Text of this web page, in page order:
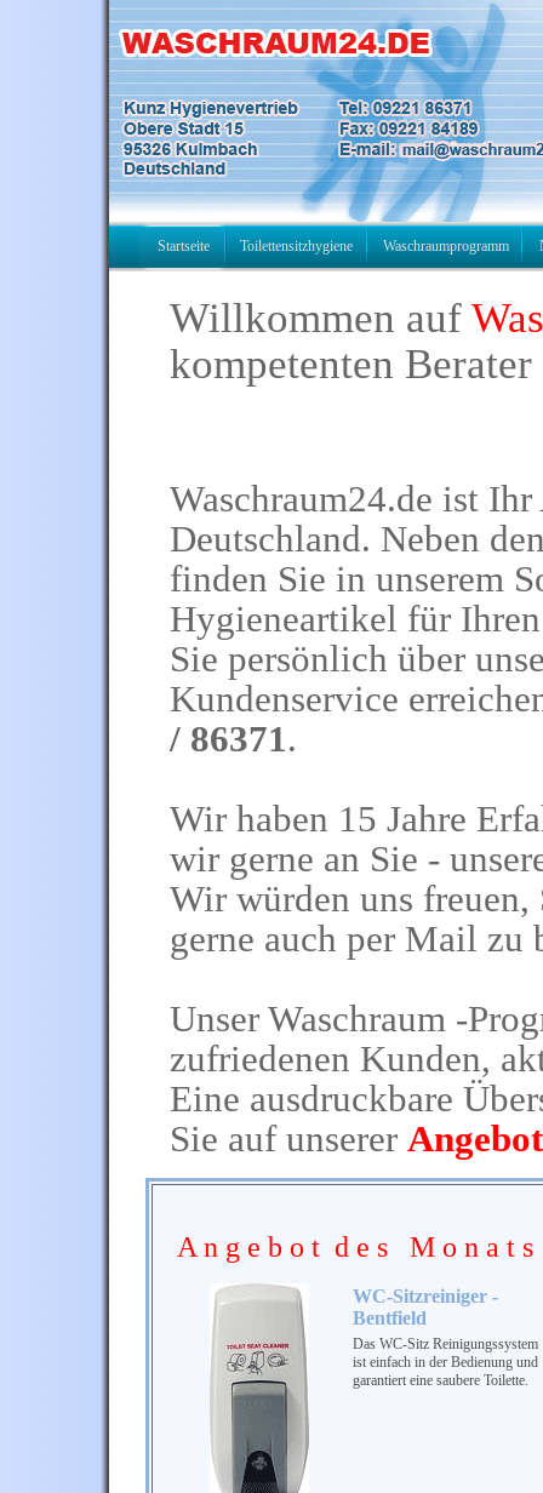
Startseite Toilettensitzhygiene Waschraumprogramm
Willkommen auf
kompetenten
Waschraum24.de ist
Deutschland. Neben
finden Sie in unserem
Hygieneartikel für
Sie persönlich über
Kundenservice
/ 86371.
Wir haben 15 Jahre
wir gerne an Sie -
Wir würden uns
gerne auch per Mail zu
Unser Waschraum -
zufriedenen Kunden,
Eine ausdruckbare
Sie auf unserer
A n g e b o t d e s M o n a t s
WC-Sitzreiniger -
Bentfield
Das WC-Sitz Reinigungssystem
ist einfach in der Bedienung und
garantiert eine saubere Toilette.